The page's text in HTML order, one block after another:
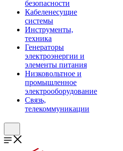
безопасности
Кабеленесущие
системы
Инструменты,
техника
Генераторы
электроэнергии и
элементы питания
Низковольтное и
промышленное
электрооборудование
Связь,
телекоммуникации